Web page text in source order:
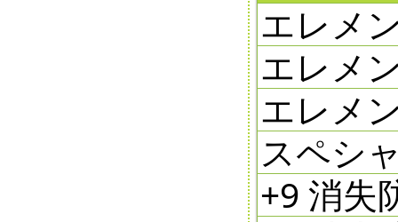
エレメ
エレメ
エレメ
スペシ
+9 消失